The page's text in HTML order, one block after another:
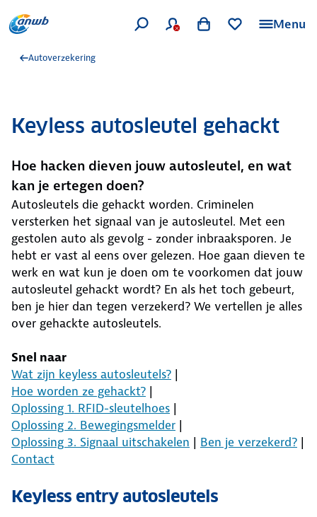
Menu
Autoverzekering
Keyless autosleutel gehackt
Hoe hacken dieven jouw autosleutel, en wat
kan je ertegen doen?
Autosleutels die gehackt worden. Criminelen
versterken het signaal van je autosleutel. Met een
gestolen auto als gevolg - zonder inbraaksporen. Je
hebt er vast al eens over gelezen. Hoe gaan dieven te
werk en wat kun je doen om te voorkomen dat jouw
autosleutel gehackt wordt? En als het toch gebeurt,
ben je hier dan tegen verzekerd? We vertellen je alles
over gehackte autosleutels.
Snel naar
Wat zijn keyless autosleutels? |
Hoe worden ze gehackt? |
Oplossing 1. RFID-sleutelhoes |
Oplossing 2. Bewegingsmelder |
Oplossing 3. Signaal uitschakelen | Ben je verzekerd? |
Contact
Keyless entry autosleutels